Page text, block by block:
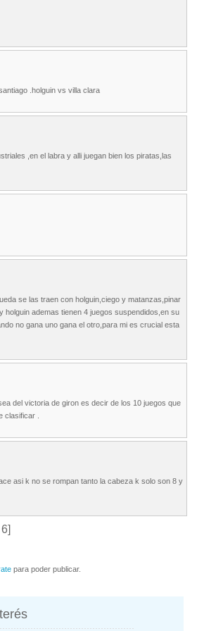
.holguin vs villa clara
,en el labra y alli juegan bien los piratas,las
se las traen con holguin,ciego y matanzas,pinar
ademas tienen 4 juegos suspendidos,en su
no gana uno gana el otro,para mi es crucial esta
del victoria de giron es decir de los 10 juegos que
.
asi k no se rompan tanto la cabeza k solo son 8 y
para poder publicar.